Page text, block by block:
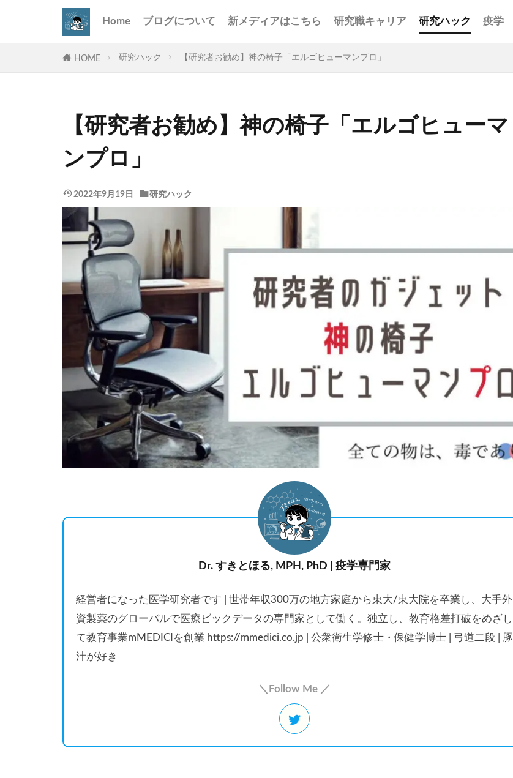
Home ブログについて 新メディアはこちら 研究職キャリア 研究ハック 疫学
HOME 研究ハック 【研究者お勧め】神の椅子「エルゴヒューマンプロ」
【研究者お勧め】神の椅子「エルゴヒューマ
ンプロ」
2022年9月19日 研究ハック
Dr. すきとほる, MPH, PhD | 疫学専門家
経営者になった医学研究者です | 世帯年収300万の地方家庭から東大/東大院を卒業し、大手外
資製薬のグローバルで医療ビックデータの専門家として働く。独立し、教育格差打破をめざし
て教育事業mMEDICIを創業 https://mmedici.co.jp | 公衆衛生学修士・保健学博士 | 弓道二段 | 豚
汁が好き
＼Follow Me ／